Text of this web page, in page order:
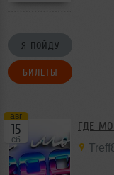
Я ПОЙДУ
БИЛЕТЫ
авг
15
сб
ГДЕ